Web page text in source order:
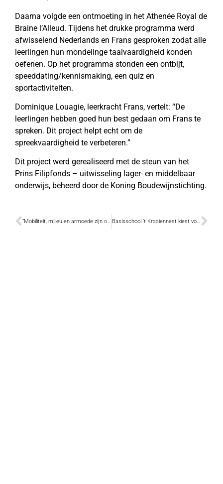
Daarna volgde een ontmoeting in het Athenée Royal de
Braine l’Alleud. Tijdens het drukke programma werd
afwisselend Nederlands en Frans gesproken zodat alle
leerlingen hun mondelinge taalvaardigheid konden
oefenen. Op het programma stonden een ontbijt,
speeddating/kennismaking, een quiz en
sportactiviteiten.
Dominique Louagie, leerkracht Frans, vertelt: “De
leerlingen hebben goed hun best gedaan om Frans te
spreken. Dit project helpt echt om de
spreekvaardigheid te verbeteren.”
Dit project werd gerealiseerd met de steun van het
Prins Filipfonds – uitwisseling lager- en middelbaar
onderwijs, beheerd door de Koning Boudewijnstichting.
“Mobiliteit, milieu en armoede zijn onze belangrijkste thema’s” Basisschool ’t Kraaiennest kiest voor speelnatuur